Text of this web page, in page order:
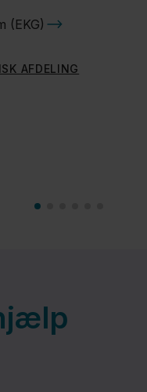
(EKG)
AFDELING